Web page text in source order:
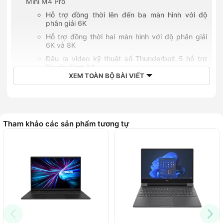
Hỗ trợ đồng thời lên đến ba màn hình với độ
phân giải 6K
Hỗ trợ đồng thời hai màn hình với độ phân giải
6K và 8K
Đầu ra video kỹ thuật số Thunderbolt 5 hỗ trợ
DisplayPort 2.1
Hỗ trợ HDMI với độ phân giải 8K
Khả năng kết nối hiện đại với tốc độ vượt trội của Mac
Giá bán tham khảo của Mac Mini M4 Pro
So sánh giữa Mac Mini M4 Pro và Mac Mini M4
Về thiết kế
XEM TOÀN BỘ BÀI VIẾT
Tham khảo các sản phẩm tương tự